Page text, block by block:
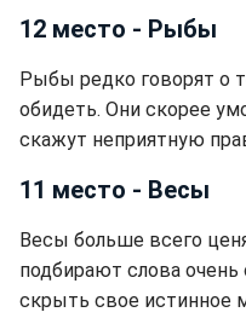
12 место - Рыбы
Рыбы редко говорят о
обидеть. Они скорее
скажут неприятную
11 место - Весы
Весы больше всего
подбирают слова
скрыть свое истинное